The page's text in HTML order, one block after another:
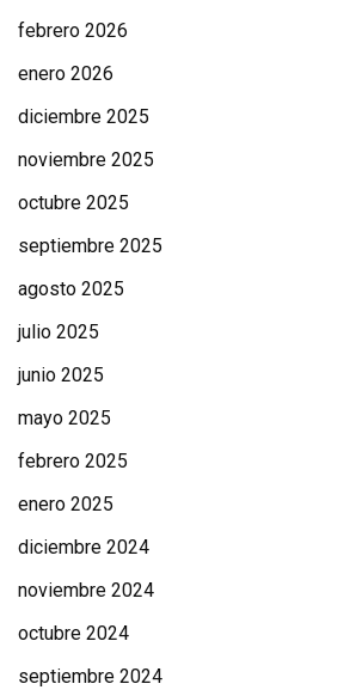
febrero 2026
enero 2026
diciembre 2025
noviembre 2025
octubre 2025
septiembre 2025
agosto 2025
julio 2025
junio 2025
mayo 2025
febrero 2025
enero 2025
diciembre 2024
noviembre 2024
octubre 2024
septiembre 2024